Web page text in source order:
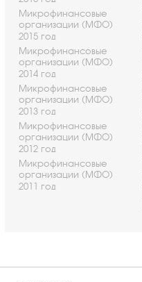
Микрофинансовые
организации (МФО)
2015 год
Микрофинансовые
организации (МФО)
2014 год
Микрофинансовые
организации (МФО)
2013 год
Микрофинансовые
организации (МФО)
2012 год
Микрофинансовые
организации (МФО)
2011 год